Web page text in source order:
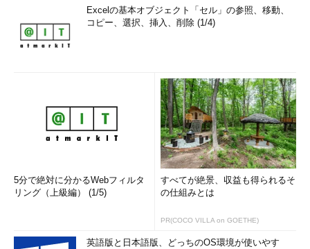
Excelの基本オブジェクト「セル」の参照、移動、
コピー、選択、挿入、削除 (1/4)
5分で絶対に分かるWebフィルタ
リング（上級編） (1/5)
すべてが絶景、収益も得られるそ
の仕組みとは
PR(COCO VILLA on GOETHE)
英語版と日本語版、どっちのOS環境が使いやす